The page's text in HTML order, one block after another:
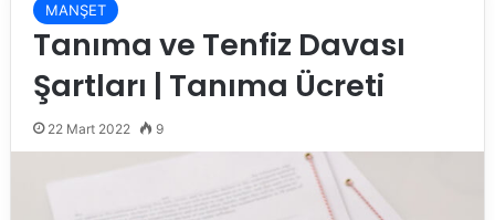
MANŞET
Tanıma ve Tenfiz Davası
Şartları | Tanıma Ücreti
22 Mart 2022 9